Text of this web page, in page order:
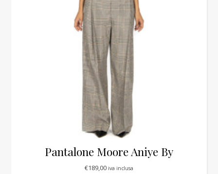
Pantalone Moore Aniye By
€189,00 iva inclusa